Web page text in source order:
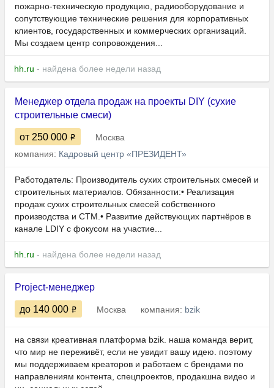
пожарно-техническую продукцию, радиооборудование и
сопутствующие технические решения для корпоративных
клиентов, государственных и коммерческих организаций.
Мы создаем центр сопровождения...
hh.ru - найдена более недели назад
Менеджер отдела продаж на проекты DIY (сухие
строительные смеси)
от 250 000
Москва
компания: Кадровый центр «ПРЕЗИДЕНТ»
Работодатель: Производитель сухих строительных смесей и
строительных материалов. Обязанности:• Реализация
продаж сухих строительных смесей собственного
производства и СТМ.• Развитие действующих партнёров в
канале LDIY с фокусом на участие...
hh.ru - найдена более недели назад
Project-менеджер
до 140 000 Москва компания: bzik
на связи креативная платформа bzik. наша команда верит,
что мир не переживёт, если не увидит вашу идею. поэтому
мы поддерживаем креаторов и работаем с брендами по
направлениям контента, спецпроектов, продакшна видео и